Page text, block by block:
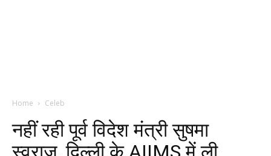
Home Celeb
नहीं रही पूर्व विदेश मंत्री सुषमा